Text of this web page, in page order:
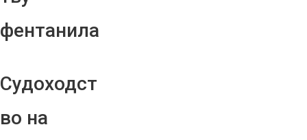
фентанила
Судоходст
во на